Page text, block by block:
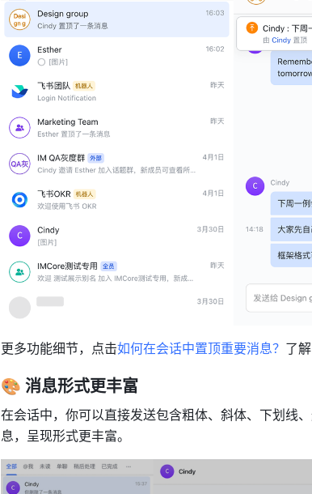
更多功能细节，点击如何在会话中置顶重要消息？ 了解
🎨 消息形式更丰富
在会话中，你可以直接发送包含粗体、斜体、下划线
息，呈现形式更丰富。